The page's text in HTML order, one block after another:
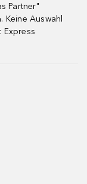
Partner"
Auswahl
Express